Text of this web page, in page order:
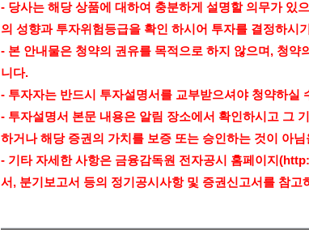
- 당사는 해당 상품에 대하여 충분하게 설명할 의무가 있
의 성향과 투자위험등급을 확인 하시어 투자를 결정하시
- 본 안내물은 청약의 권유를 목적으로 하지 않으며 , 청약
니다.
- 투자자는 반드시 투자설명서를 교부받으셔야 청약하실
- 투자설명서 본문 내용은 알림 장소에서 확인하시고 그
하거나 해당 증권의 가치를 보증 또는 승인하는 것이 아
- 기타 자세한 사항은 금융감독원 전자공시 홈페이지
서 , 분기보고서 등의 정기공시사항 및 증권신고서를 참고